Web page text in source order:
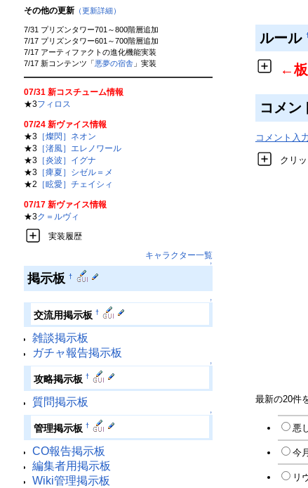
その他の更新（更新詳細）
7/31 プリズンタワー701～800階層追加
7/17 プリズンタワー601～700階層追加
7/17 アーティファクトの進化機能実装
7/17 新コンテンツ「悪夢の宿舎」実装
07/31 新コスチューム情報
★3フィロス
07/24 新ヴァイス情報
★3［燦閃］ネオン
★3［渚風］エレノワール
★3［炎波］イグナ
★3［痺夏］シゼル＝メ
★2 ［眩愛］チェイシィ
07/17 新ヴァイス情報
★3ク＝ルヴィ
実装履歴
キャラクター一覧
↑
掲示板†
↑
交流用掲示板 †
雑談掲示板
ガチャ報告掲示板
↑
攻略掲示板 †
質問掲示板
↑
管理掲示板 †
CO報告掲示板
編集者用掲示板
Wiki管理掲示板
ルール
←板
コメン
コメント入
クリ
最新の20件
悪
今
リ